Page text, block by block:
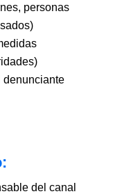
personas
denunciante
del canal